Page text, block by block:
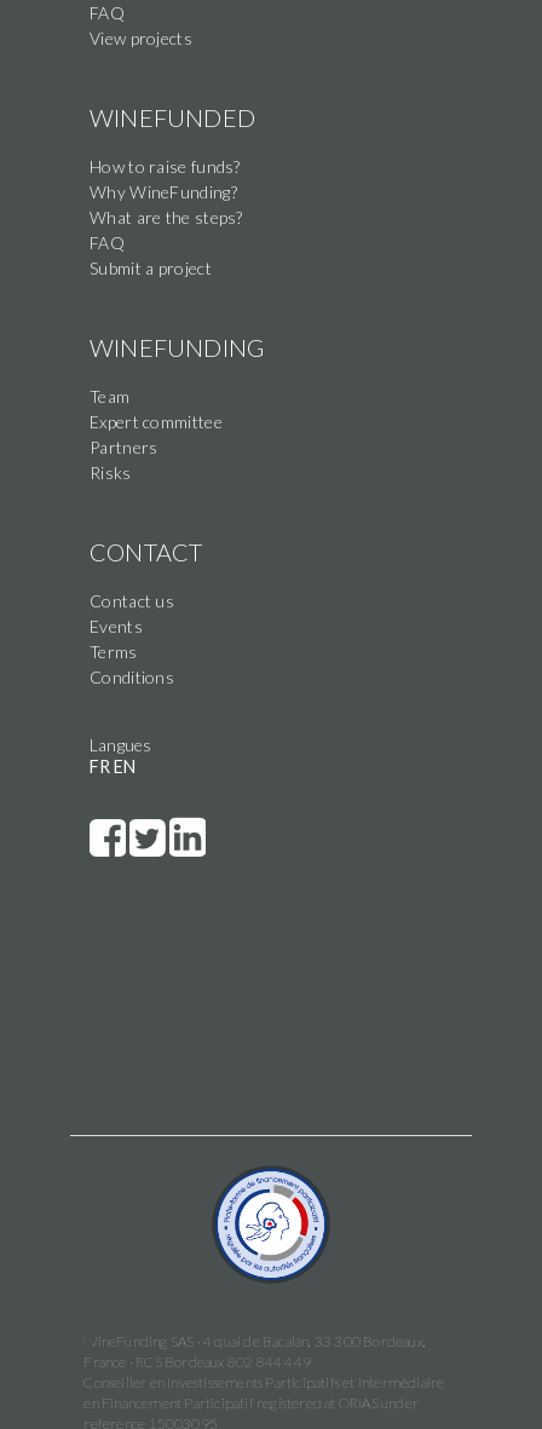
FAQ
View projects
WINEFUNDED
How to raise funds?
Why WineFunding?
What are the steps?
FAQ
Submit a project
WINEFUNDING
Team
Expert committee
Partners
Risks
CONTACT
Contact us
Events
Terms
Conditions
Langues
FR EN
WineFunding SAS · 4 quai de Bacalan, 33 300 Bordeaux,
France · RCS Bordeaux 802 844 449
Conseiller en Investissements Participatifs et Intermédiaire
en Financement Participatif registered at ORIAS under
reference 15003095